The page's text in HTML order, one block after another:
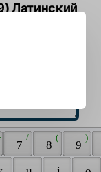
Латинский
7
/
8
(
9
)